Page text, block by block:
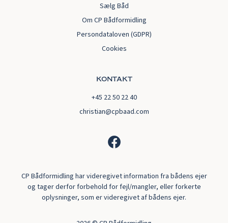
Sælg Båd
Om CP Bådformidling
Persondataloven (GDPR)
Cookies
kontakt
+45 22 50 22 40
christian@cpbaad.com
CP Bådformidling har videregivet information fra bådens ejer
og tager derfor forbehold for fejl/mangler, eller forkerte
oplysninger, som er videregivet af bådens ejer.